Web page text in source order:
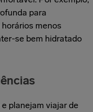
para
menos
se bem hidratado
planejam viajar de